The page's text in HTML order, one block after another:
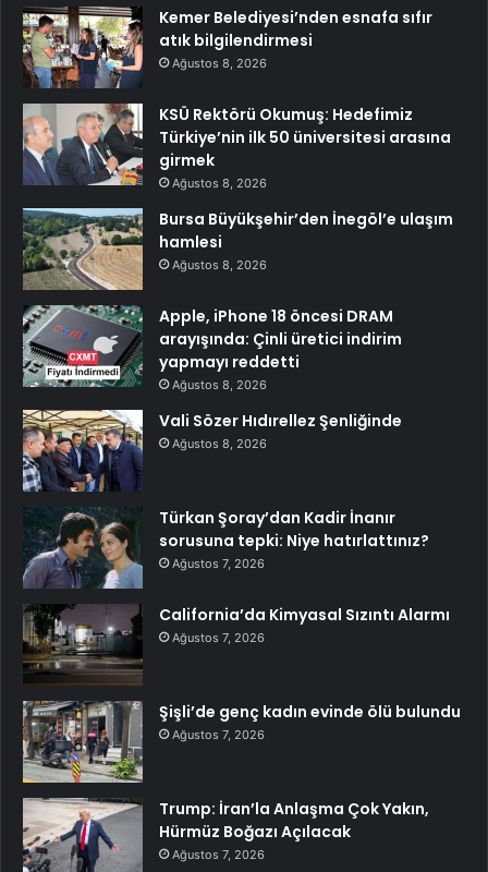
Kemer Belediyesi’nden esnafa sıfır
atık bilgilendirmesi
Ağustos 8, 2026
KSÜ Rektörü Okumuş: Hedefimiz
Türkiye’nin ilk 50 üniversitesi arasına
girmek
Ağustos 8, 2026
Bursa Büyükşehir’den İnegöl’e ulaşım
hamlesi
Ağustos 8, 2026
Apple, iPhone 18 öncesi DRAM
arayışında: Çinli üretici indirim
yapmayı reddetti
Ağustos 8, 2026
Vali Sözer Hıdırellez Şenliğinde
Ağustos 8, 2026
Türkan Şoray’dan Kadir İnanır
sorusuna tepki: Niye hatırlattınız?
Ağustos 7, 2026
California’da Kimyasal Sızıntı Alarmı
Ağustos 7, 2026
Şişli’de genç kadın evinde ölü bulundu
Ağustos 7, 2026
Trump: İran’la Anlaşma Çok Yakın,
Hürmüz Boğazı Açılacak
Ağustos 7, 2026